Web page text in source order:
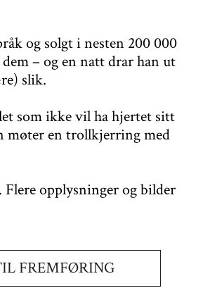
og solgt i nesten 200 000
– og en natt drar han ut
slik.
som ikke vil ha hjertet sitt
møter en trollkjerring med
Flere opplysninger og bilder
FREMFØRING